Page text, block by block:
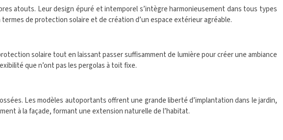
atouts. Leur design épuré et intemporel s’intègre harmonieusement dans tous types
de protection solaire et de création d’un espace extérieur agréable.
solaire tout en laissant passer suffisamment de lumière pour créer une ambiance
que n’ont pas les pergolas à toit fixe.
Les modèles autoportants offrent une grande liberté d’implantation dans le jardin,
à la façade, formant une extension naturelle de l’habitat.